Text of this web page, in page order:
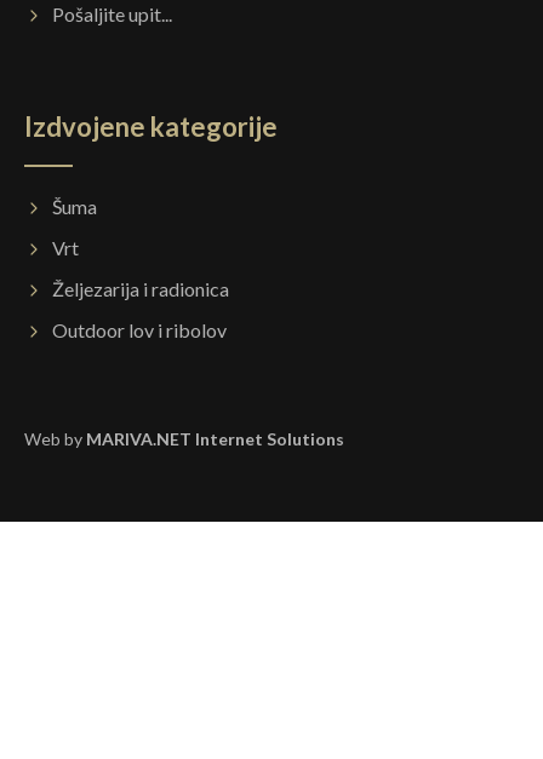
Pošaljite upit...
Izdvojene kategorije
Šuma
Vrt
Željezarija i radionica
Outdoor lov i ribolov
Web by MARIVA.NET Internet Solutions